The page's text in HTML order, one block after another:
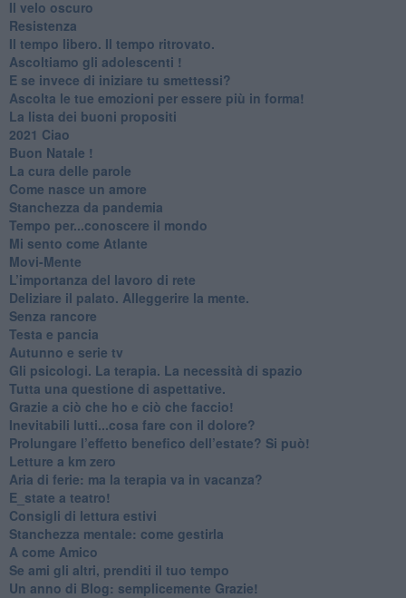
​Il velo oscuro
Resistenza
​Il tempo libero. Il tempo ritrovato.
Ascoltiamo gli adolescenti !
​E se invece di iniziare tu smettessi?
​Ascolta le tue emozioni per essere più in forma!
​La lista dei buoni propositi
2021 Ciao
Buon Natale !
​La cura delle parole
​Come nasce un amore
Stanchezza da pandemia
​Tempo per...conoscere il mondo
​Mi sento come Atlante
​Movi-Mente
​L’importanza del lavoro di rete
​Deliziare il palato. Alleggerire la mente.
​Senza rancore
​Testa e pancia
​Autunno e serie tv
​Gli psicologi. La terapia. La necessità di spazio
​Tutta una questione di aspettative.
​Grazie a ciò che ho e ciò che faccio!
​Inevitabili lutti...cosa fare con il dolore?
Prolungare l’effetto benefico dell’estate? Si può!
​Letture a km zero
​Aria di ferie: ma la terapia va in vacanza?
​E_state a teatro!
​Consigli di lettura estivi
​Stanchezza mentale: come gestirla
​A come Amico
​Se ami gli altri, prenditi il tuo tempo
​Un anno di Blog: semplicemente Grazie!